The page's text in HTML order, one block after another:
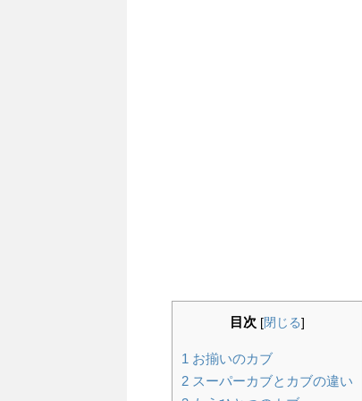
目次 [閉じる]
1 お揃いのカブ
2 スーパーカブとカブの違い